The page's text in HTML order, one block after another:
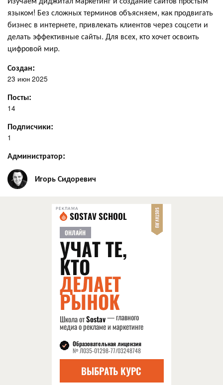
языком! Без сложных терминов объясняем, как продвигать
бизнес в интернете, привлекать клиентов через соцсети и
делать эффективные сайты. Для всех, кто хочет освоить
цифровой мир.
Создан:
23 июн 2025
Посты:
14
Подписчики:
1
Администратор:
Игорь Сидоревич
РЕКЛАМА